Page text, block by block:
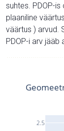
suhtes. PDOP-
plaaniline
väärtus ) arvud.
PDOP-i arv jääb
2.5